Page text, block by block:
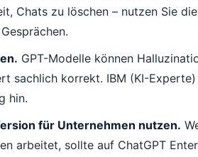
Chats zu löschen – nutzen Sie
GPT-Modelle können
sachlich korrekt. IBM (KI-
hin.
für Unternehmen nutzen.
arbeitet, sollte auf ChatGPT